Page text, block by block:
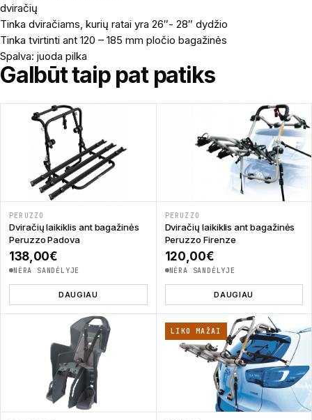
dviračių
Tinka dviračiams, kurių ratai yra 26″- 28″ dydžio
Tinka tvirtinti ant 120 – 185 mm pločio bagažinės
Spalva: juoda pilka
Galbūt taip pat patiks
PERUZZO
Dviračių laikiklis ant bagažinės
Peruzzo Padova
138,00€
NĖRA SANDĖLYJE
DAUGIAU
PERUZZO
Dviračių laikiklis ant bagažinės
Peruzzo Firenze
120,00€
NĖRA SANDĖLYJE
DAUGIAU
LIKO MAŽAI